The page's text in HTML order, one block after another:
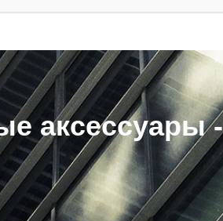
аксессуары